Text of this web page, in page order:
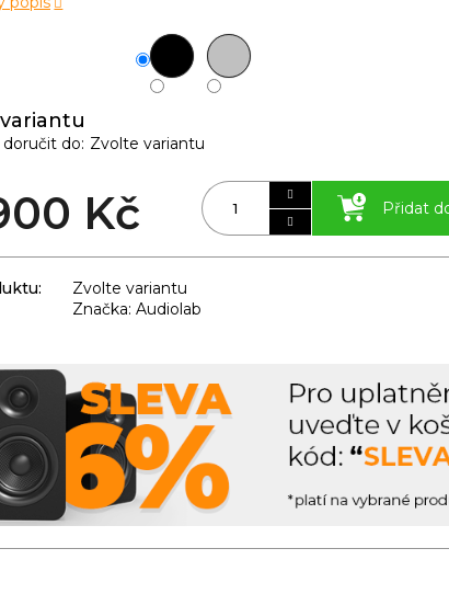
do: Zvolte variantu
Kč Přidat
Zvolte variantu
Značka: Audiolab